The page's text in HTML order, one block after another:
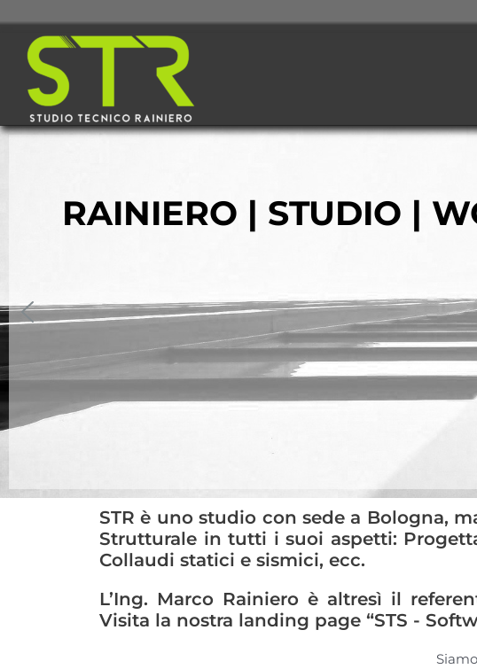
RAINIERO | STUDIO |
STR è uno studio con sede a Bologna,
Strutturale in tutti i suoi aspetti:
Collaudi statici e sismici, ecc.
L’Ing. Marco Rainiero è altresì il
Visita la nostra landing page “STS -